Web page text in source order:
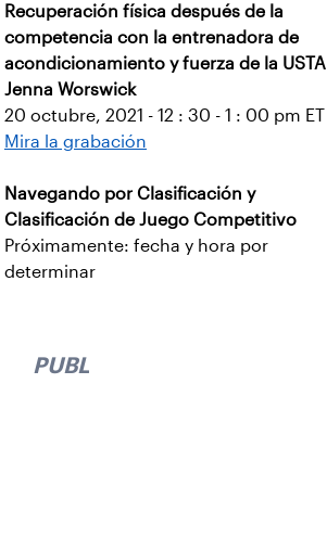
Recuperación física después de la
competencia con la entrenadora de
acondicionamiento y fuerza de la USTA
Jenna Worswick
20 octubre, 2021 - 12 : 30 - 1 : 00 pm ET
Mira la grabación
Navegando por Clasificación y
Clasificación de Juego Competitivo
Próximamente: fecha y hora por
determinar
PUBLICIDAD